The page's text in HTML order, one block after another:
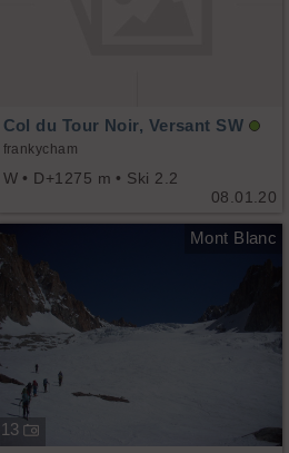
08.01.20
Col du Tour Noir, Versant SW
frankycham
W • D+1275 m • Ski 2.2
Mont Blanc
13